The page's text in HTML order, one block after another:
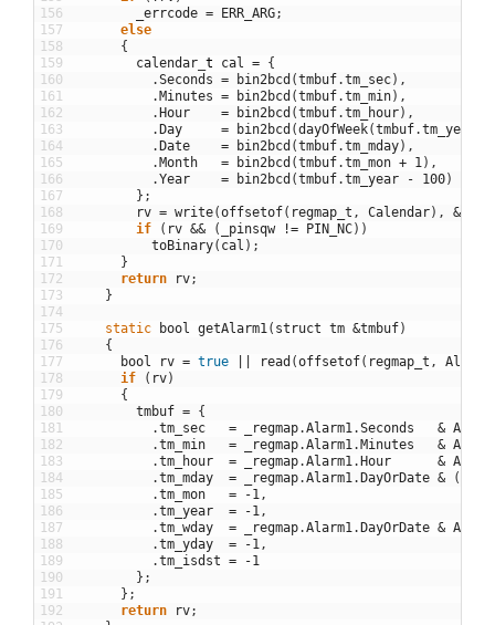
156
157
158
159
160
161
162
163
164
165
166
167
168
169
170
171
172
173
174
175
176
177
178
179
180
181
182
183
184
185
186
187
188
189
190
191
192
_errcode = ERR_ARG;
else
{
calendar t cal = {
.Seconds = bin2bcd (tmbuf.tm_sec) ,
.Minutes = bin2bcd (tmbuf.tm_min) ,
.Hour = bin2bcd (tmbuf.tm_hour) ,
.Day = bin2bcd (dayOfWeek(tmbuf.tm_year
.Date = bin2bcd (tmbuf.tm_mday) ,
.Month = bin2bcd (tmbuf.tm_mon + 1 ) ,
.Year = bin2bcd (tmbuf.tm_year - 100)
} ;
rv = write(offsetof( regmap_t , Calendar) , &
if
( rv && ( _pinsqw != PIN_NC) )
toBinary( cal ) ;
}
return
rv;
}
static bool getAlarm1 ( struct tm &tmbuf)
{
bool
rv = true read (offsetof( regmap_t , Alarm1
if
( rv)
{
tmbuf = {
.tm_sec = _regmap.Alarm1 .Seconds &
.tm_min = _regmap.Alarm1 .Minutes &
.tm_hour = _regmap.Alarm1 .Hour &
.tm_mday = _regmap.Alarm1 .DayOrDate & (
.tm_mon = -1 ,
.tm_year = -1 ,
.tm_wday = _regmap.Alarm1 .DayOrDate &
.tm_yday = -1 ,
.tm_isdst = -1
} ;
} ;
return
rv;